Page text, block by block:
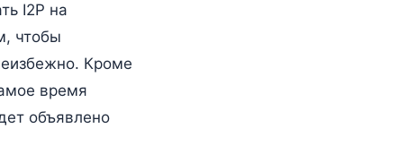
I2P на
чтобы
Кроме
время
объявлено